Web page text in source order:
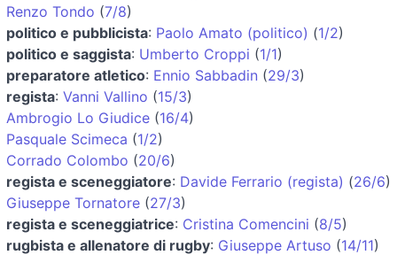
Renzo Tondo (7/8)
politico e pubblicista: Paolo Amato (politico) (1/2)
politico e saggista: Umberto Croppi (1/1)
preparatore atletico: Ennio Sabbadin (29/3)
regista: Vanni Vallino (15/3)
Ambrogio Lo Giudice (16/4)
Pasquale Scimeca (1/2)
Corrado Colombo (20/6)
regista e sceneggiatore: Davide Ferrario (regista) (26/6)
Giuseppe Tornatore (27/3)
regista e sceneggiatrice: Cristina Comencini (8/5)
rugbista e allenatore di rugby: Giuseppe Artuso (14/11)